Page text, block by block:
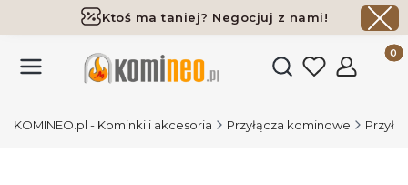
Ktoś ma taniej? Negocjuj z nami!
Darmowa dostawa już od 700 zł
Otwórz
KOMINEO.pl - Kominki i akcesoria Przyłącza kominowe